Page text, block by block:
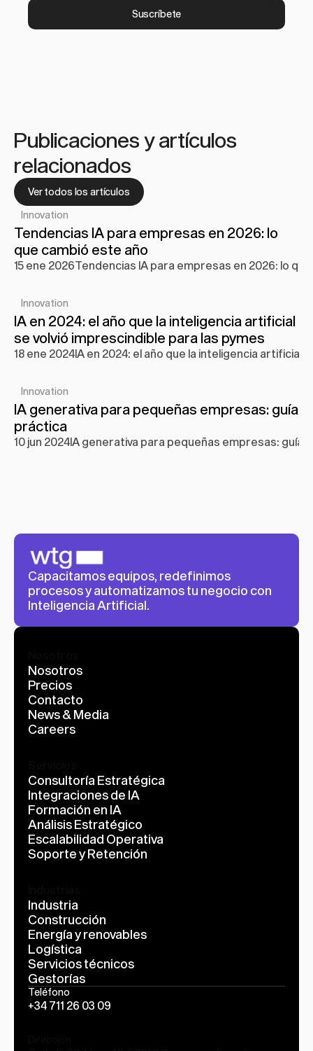
Suscríbete
Publicaciones y artículos
relacionados
Ver todos los artículos
Innovation
Tendencias IA para empresas en 2026: lo
que cambió este año
15 ene 2026Tendencias IA para empresas en 2026: lo
Innovation
IA en 2024: el año que la inteligencia artificial
se volvió imprescindible para las pymes
18 ene 2024IA en 2024: el año que la inteligencia artificial
Innovation
IA generativa para pequeñas empresas: guía
práctica
10 jun 2024IA generativa para pequeñas empresas: guía
Capacitamos equipos, redefinimos
procesos y automatizamos tu negocio con
Inteligencia Artificial.
Nosotros
Precios
Contacto
News & Media
Careers
Consultoría Estratégica
Integraciones de IA
Formación en IA
Análisis Estratégico
Escalabilidad Operativa
Soporte y Retención
Industria
Construcción
Energía y renovables
Logística
Servicios técnicos
Gestorías
Teléfono
+34 711 26 03 09